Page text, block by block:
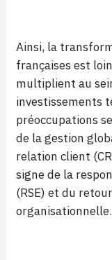
Ainsi, la
françaises est
multiplient au
investissements
préoccupations
de la gestion
relation client
signe de la
(RSE) et du
organisationnelle.